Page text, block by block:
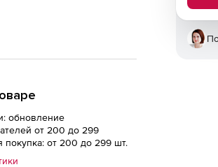
обновление
от 200 до 299
покупка: от 200 до 299 шт.